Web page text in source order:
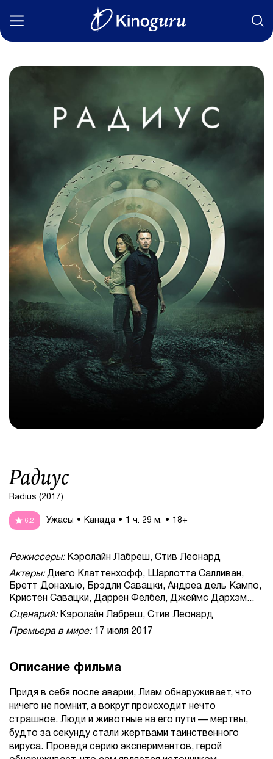
Статьи
Новости
Подборки
Рецензии
О нас
Авторы
Радиус
Radius (2017)
6.2 Ужасы Канада 1 ч. 29 м. 18+
Режиссеры:Кэролайн Лабреш, Стив Леонард
Актеры:Диего Клаттенхофф, Шарлотта Салливан,
Бретт Донахью, Брэдли Савацки, Андреа дель Кампо,
Кристен Савацки, Даррен Фелбел, Джеймс Дархэм...
Сценарий:Кэролайн Лабреш, Стив Леонард
Премьера в мире:17 июля 2017
Описание фильма
Придя в себя после аварии, Лиам обнаруживает, что
ничего не помнит, а вокруг происходит нечто
страшное. Люди и животные на его пути — мертвы,
будто за секунду стали жертвами таинственного
вируса. Проведя серию экспериментов, герой